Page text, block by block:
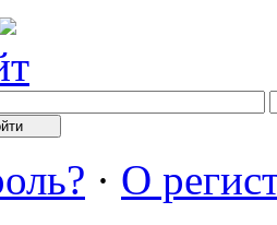
· О